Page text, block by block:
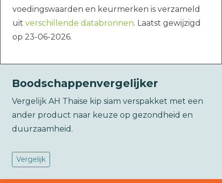
voedingswaarden en keurmerken is verzameld
uit verschillende databronnen. Laatst gewijzigd
op 23-06-2026.
Boodschappenvergelijker
Vergelijk AH Thaise kip siam verspakket met een
ander product naar keuze op gezondheid en
duurzaamheid.
Vergelijk